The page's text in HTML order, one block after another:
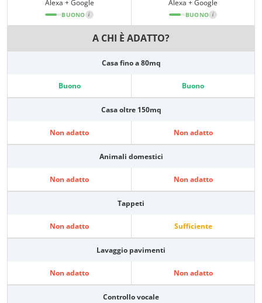
Alexa + Google
BUONO i
Alexa + Google
BUONO i
A CHI È ADATTO?
Casa fino a 80mq
Buono Buono
Casa oltre 150mq
Non adatto Non adatto
Animali domestici
Non adatto Non adatto
Tappeti
Non adatto Sufficiente
Lavaggio pavimenti
Non adatto Non adatto
Controllo vocale